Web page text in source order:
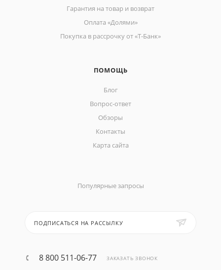
Гарантия на товар и возврат
Оплата «Долями»
Покупка в рассрочку от «Т-Банк»
ПОМОЩЬ
Блог
Вопрос-ответ
Обзоры
Контакты
Карта сайта
Популярные запросы
ПОДПИСАТЬСЯ НА РАССЫЛКУ
8 800 511-06-77 ЗАКАЗАТЬ ЗВОНОК